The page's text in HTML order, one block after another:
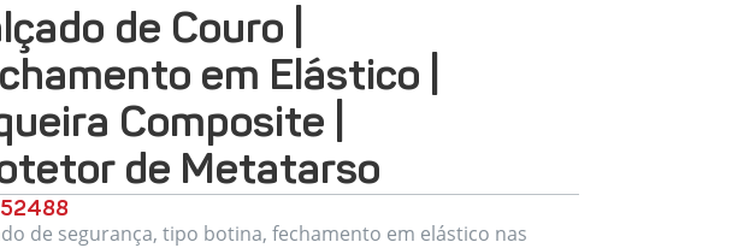
de Couro |
em Elástico |
Composite |
de Metatarso
52488
de segurança, tipo botina, fechamento em elástico nas